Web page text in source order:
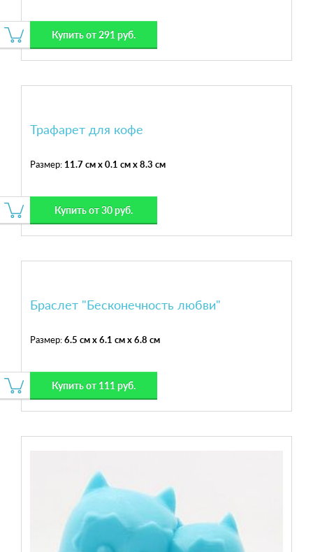
Купить от 291 руб.
Трафарет для кофе
Размер: 11.7 см x 0.1 см x 8.3 см
Купить от 30 руб.
Браслет "Бесконечность любви"
Размер:6.5 см x 6.1 см x 6.8 см
Купить от 111 руб.